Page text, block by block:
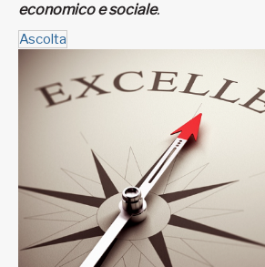
economico e sociale.
Ascolta